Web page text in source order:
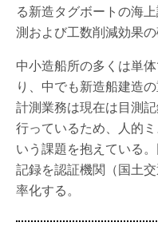
る新造タグボートの海
測および工数削減効果の
中小造船所の多くは単
り、中でも新造船建造
計測業務は現在は目測
行っているため、人的
いう課題を抱えている
記録を認証機関（国土
率化する。